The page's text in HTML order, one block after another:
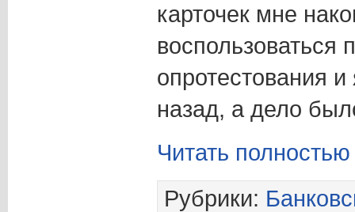
карточек мне
воспользоваться
опротестования
назад, а дело
Читать
Рубрики: